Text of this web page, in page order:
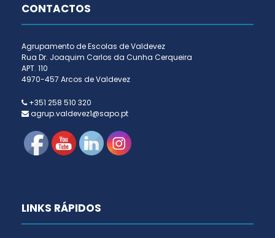
CONTACTOS
Agrupamento de Escolas de Valdevez
Rua Dr. Joaquim Carlos da Cunha Cerqueira
APT. 110
4970-457 Arcos de Valdevez
+351 258 510 320
agrup.valdevez1@sapo.pt
LINKS RÁPIDOS